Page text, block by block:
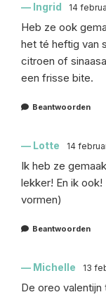
Ingrid 14
Heb ze ook
het té heftig van
citroen of
een frisse bite.
Beantwoorden
Lotte 14
Ik heb ze
lekker! En ik
vormen)
Beantwoorden
Michelle 13
De oreo